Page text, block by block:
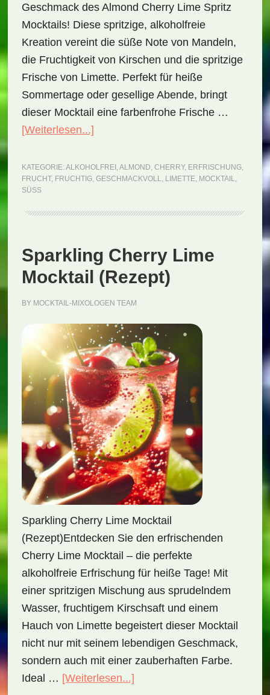
Geschmack des Almond Cherry Lime Spritz
Mocktails! Diese spritzige, alkoholfreie
Kreation vereint die süße Note von Mandeln,
die Fruchtigkeit von Kirschen und die spritzige
Frische von Limette. Perfekt für heiße
Sommertage oder gesellige Abende, bringt
dieser Mocktail eine farbenfrohe Frische …
[Weiterlesen...]ÜberAlmond
Lime
Spritz
(Rezept)
KATEGORIE: ALKOHOLFREI ,ALMOND, CHERRY, ERFRISCHUNG,
FRUCHT, FRUCHTIG, GESCHMACKVOLL, LIMETTE, MOCKTAIL,
SÜSS
Sparkling Cherry Lime
Mocktail (Rezept)
BY MOCKTAIL-MIXOLOGEN TEAM
Sparkling Cherry Lime Mocktail
(Rezept)Entdecken Sie den erfrischenden
Cherry Lime Mocktail – die perfekte
alkoholfreie Erfrischung für heiße Tage! Mit
einer spritzigen Mischung aus sprudelndem
Wasser, fruchtigem Kirschsaft und einem
Hauch von Limette begeistert dieser Mocktail
nicht nur mit seinem lebendigen Geschmack,
sondern auch mit einer zauberhaften Farbe.
Ideal … [Weiterlesen...]ÜberSparkling